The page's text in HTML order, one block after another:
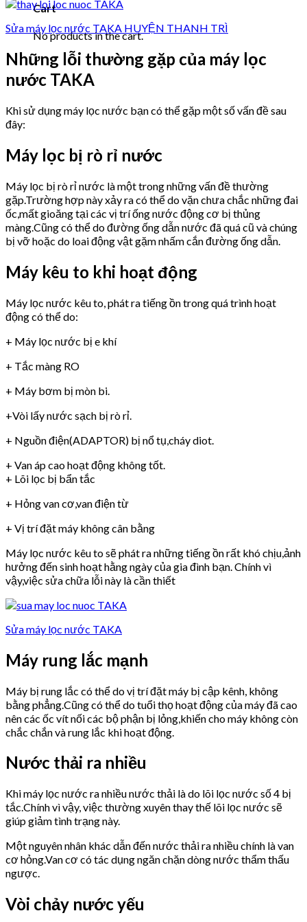
Cart
No products in the cart.
Sửa máy lọc nước TAKA HUYỆN THANH TRÌ
Những lỗi thường gặp của máy lọc
nước TAKA
Khi sử dụng máy lọc nước bạn có thể gặp một số vấn đề sau
đây:
Máy lọc bị rò rỉ nước
Máy lọc bị rò rỉ nước là một trong những vấn đề thường
gặp.Trường hợp này xảy ra có thể do vặn chưa chắc những đai
ốc,mất gioăng tại các vị trí ống nước động cơ bị thủng
màng.Cũng có thể do đường ống dẫn nước đã quá cũ và chúng
bị vỡ hoặc do loai động vật gặm nhấm cắn đường ống dẫn.
Máy kêu to khi hoạt động
Máy lọc nước kêu to, phát ra tiếng ồn trong quá trình hoạt
động có thể do:
+ Máy lọc nước bị e khí
+ Tắc màng RO
+ Máy bơm bị mòn bi.
+Vòi lấy nước sạch bị rò rỉ.
+ Nguồn điện(ADAPTOR) bị nổ tụ,cháy diot.
+ Van áp cao hoạt động không tốt.
+ Lõi lọc bị bẩn tắc
+ Hỏng van cơ,van điện từ
+ Vị trí đặt máy không cân bằng
Máy lọc nước kêu to sẽ phát ra những tiếng ồn rất khó chịu,ảnh
hưởng đến sinh hoạt hằng ngày của gia đình bạn. Chính vì
vậy,việc sửa chữa lỗi này là cần thiết
Sửa máy lọc nước TAKA
Máy rung lắc mạnh
Máy bị rung lắc có thể do vị trí đặt máy bị cập kênh, không
bằng phẳng.Cũng có thể do tuổi thọ hoạt động của máy đã cao
nên các ốc vít nối các bộ phận bị lỏng,khiến cho máy không còn
chắc chắn và rung lắc khi hoạt động.
Nước thải ra nhiều
Khi máy lọc nước ra nhiều nước thải là do lõi lọc nước số 4 bị
tắc.Chính vì vậy, việc thường xuyên thay thế lõi lọc nước sẽ
giúp giảm tình trạng này.
Một nguyên nhân khác dẫn đến nước thải ra nhiều chính là van
cơ hỏng.Van cơ có tác dụng ngăn chặn dòng nước thẩm thấu
ngược.
Vòi chảy nước yếu